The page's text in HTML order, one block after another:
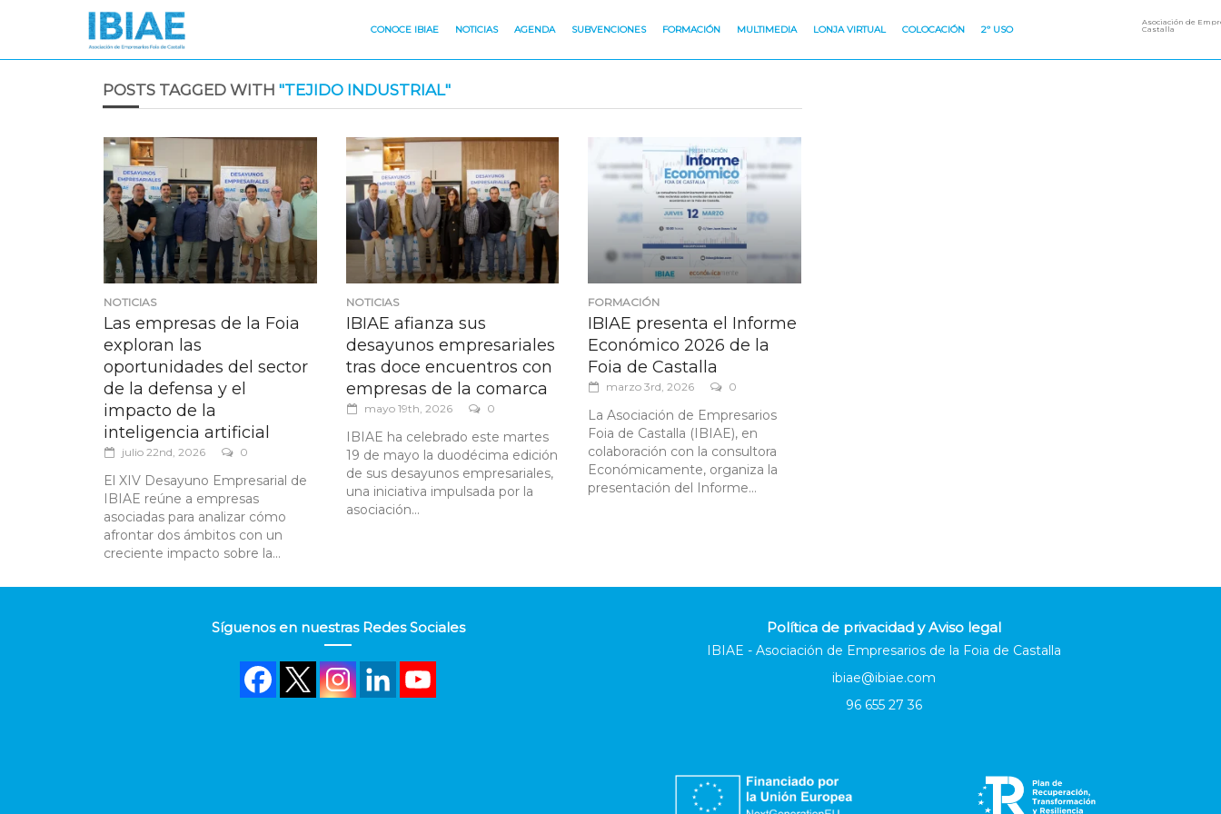
CONOCE IBIAE NOTICIAS AGENDA SUBVENCIONES FORMACIÓN MULTIMEDIA LONJA VIRTUAL COLOCACIÓN 2º USO
Asociación de
Castalla
POSTS TAGGED WITH "TEJIDO INDUSTRIAL"
NOTICIAS
Las empresas de la Foia
exploran las
oportunidades del sector
de la defensa y el
impacto de la
inteligencia artificial
julio 22nd, 2026 0
El XIV Desayuno Empresarial de
IBIAE reúne a empresas
asociadas para analizar cómo
afrontar dos ámbitos con un
creciente impacto sobre la...
NOTICIAS
IBIAE afianza sus
desayunos empresariales
tras doce encuentros con
empresas de la comarca
mayo 19th, 2026 0
IBIAE ha celebrado este martes
19 de mayo la duodécima edición
de sus desayunos empresariales,
una iniciativa impulsada por la
asociación...
FORMACIÓN
IBIAE presenta el Informe
Económico 2026 de la
Foia de Castalla
marzo 3rd, 2026 0
La Asociación de Empresarios
Foia de Castalla (IBIAE), en
colaboración con la consultora
Económicamente, organiza la
presentación del Informe...
Síguenos en nuestras Redes Sociales Política de privacidad y Aviso legal
IBIAE - Asociación de Empresarios de la Foia de Castalla
ibiae@ibiae.com
96 655 27 36